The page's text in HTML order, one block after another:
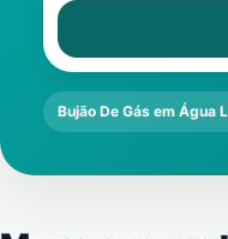
Bujão De Gás em Água